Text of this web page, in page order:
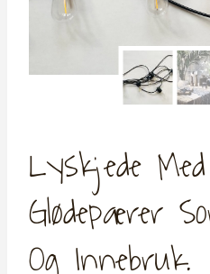
Lyskjede
Glødepærer
Og Innebruk.